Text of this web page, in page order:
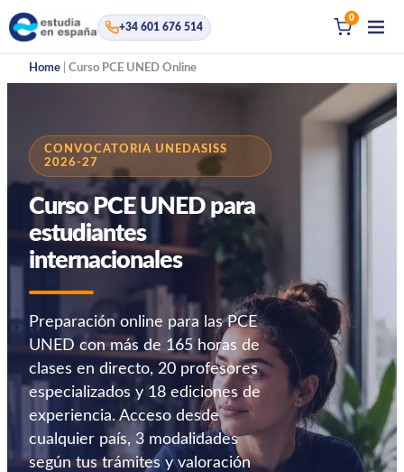
+34 601 676 514
0
Home Curso PCE UNED Online
CONVOCATORIA UNEDASISS
2026-27
Curso PCE UNED para
estudiantes
internacionales
Preparación online para las PCE
UNED con más de 165 horas de
clases en directo, 20 profesores
especializados y 18 ediciones de
experiencia. Acceso desde
cualquier país, 3 modalidades
según tus trámites y valoración